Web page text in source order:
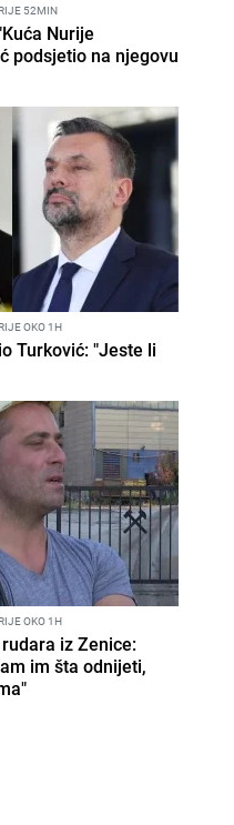
52MIN
Nurije
podsjetio na njegovu
OKO 1H
Turković: "Jeste li
OKO 1H
iz Zenice:
im šta odnijeti,